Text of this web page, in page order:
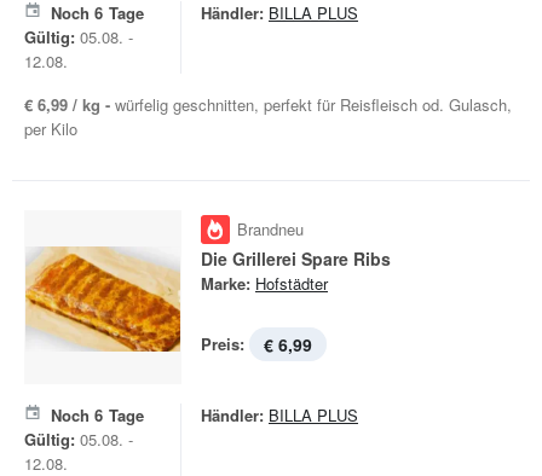
Noch 6 Tage
Gültig: 05.08. -
12.08.
Händler: BILLA PLUS
€ 6,99 / kg - würfelig geschnitten, perfekt für Reisfleisch od. Gulasch,
per Kilo
Brandneu
Die Grillerei Spare Ribs
Marke: Hofstädter
Preis: € 6,99
Noch 6 Tage
Gültig: 05.08. -
12.08.
Händler: BILLA PLUS